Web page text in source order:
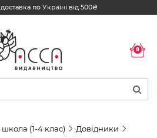
по Україні від 500₴
0
(1-4 клас)
Довідники